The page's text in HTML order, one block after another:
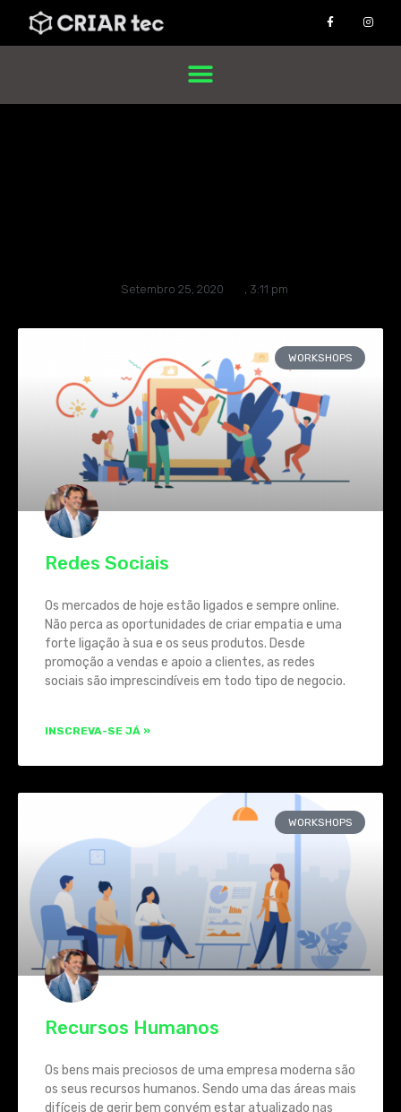
Setembro 25, 2020 3:11 pm
WORKSHOPS
Redes Sociais
Os mercados de hoje estão ligados e sempre online.
Não perca as oportunidades de criar empatia e uma
forte ligação à sua e os seus produtos. Desde
promoção a vendas e apoio a clientes, as redes
sociais são imprescindíveis em todo tipo de negocio.
INSCREVA-SE JÁ »
WORKSHOPS
Recursos Humanos
Os bens mais preciosos de uma empresa moderna são
os seus recursos humanos. Sendo uma das áreas mais
difíceis de gerir bem convém estar atualizado nas